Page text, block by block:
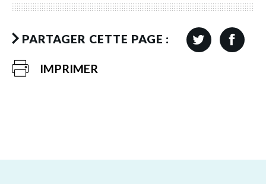
PARTAGER CETTE PAGE :
IMPRIMER